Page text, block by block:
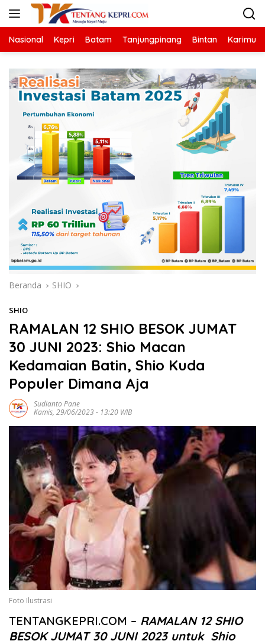
Langsung
Nasional Kepri Batam Tanjungpinang Bintan Karimun
Beranda SHIO
SHIO
RAMALAN 12 SHIO BESOK JUMAT
30 JUNI 2023: Shio Macan
Kedamaian Batin, Shio Kuda
Populer Dimana Aja
Sudianto Pane
Kamis, 29/06/2023 - 13:20 WIB
Foto Ilustrasi
TENTANGKEPRI.COM – RAMALAN 12 SHIO
BESOK JUMAT 30 JUNI 2023 untuk Shio